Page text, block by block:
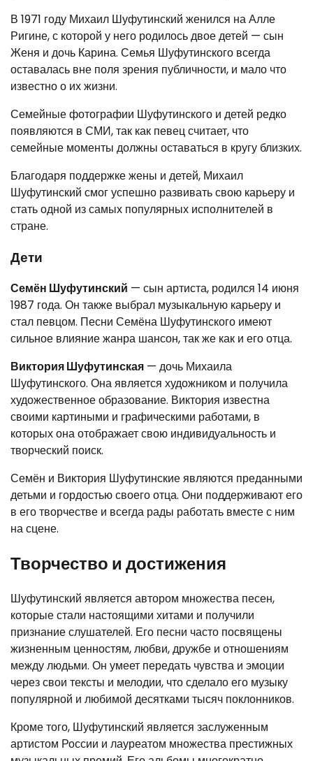
В 1971 году Михаил Шуфутинский женился на Алле
Ригине, с которой у него родилось двое детей — сын
Женя и дочь Карина. Семья Шуфутинского всегда
оставалась вне поля зрения публичности, и мало что
известно о их жизни.
Семейные фотографии Шуфутинского и детей редко
появляются в СМИ, так как певец считает, что
семейные моменты должны оставаться в кругу близких.
Благодаря поддержке жены и детей, Михаил
Шуфутинский смог успешно развивать свою карьеру и
стать одной из самых популярных исполнителей в
стране.
Дети
Семён Шуфутинский — сын артиста, родился 14 июня
1987 года. Он также выбрал музыкальную карьеру и
стал певцом. Песни Семёна Шуфутинского имеют
сильное влияние жанра шансон, так же как и его отца.
Виктория Шуфутинская — дочь Михаила
Шуфутинского. Она является художником и получила
художественное образование. Виктория известна
своими картиными и графическими работами, в
которых она отображает свою индивидуальность и
творческий поиск.
Семён и Виктория Шуфутинские являются преданными
детьми и гордостью своего отца. Они поддерживают его
в его творчестве и всегда рады работать вместе с ним
на сцене.
Творчество и достижения
Шуфутинский является автором множества песен,
которые стали настоящими хитами и получили
признание слушателей. Его песни часто посвящены
жизненным ценностям, любви, дружбе и отношениям
между людьми. Он умеет передать чувства и эмоции
через свои тексты и мелодии, что сделало его музыку
популярной и любимой десятками тысяч поклонников.
Кроме того, Шуфутинский является заслуженным
артистом России и лауреатом множества престижных